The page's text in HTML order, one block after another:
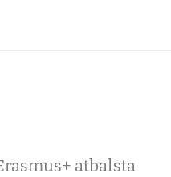
atbalsta